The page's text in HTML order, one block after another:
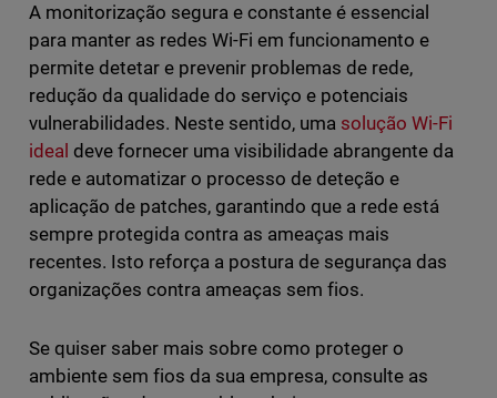
A monitorização segura e constante é essencial
para manter as redes Wi-Fi em funcionamento e
permite detetar e prevenir problemas de rede,
redução da qualidade do serviço e potenciais
vulnerabilidades. Neste sentido, uma solução Wi-Fi
ideal deve fornecer uma visibilidade abrangente da
rede e automatizar o processo de deteção e
aplicação de patches, garantindo que a rede está
sempre protegida contra as ameaças mais
recentes. Isto reforça a postura de segurança das
organizações contra ameaças sem fios.
Se quiser saber mais sobre como proteger o
ambiente sem fios da sua empresa, consulte as